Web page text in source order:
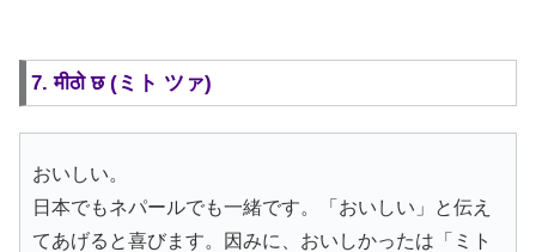
7. मीठो छ (ミト ツァ)
おいしい。
日本でもネパールでも一緒です。「おいしい」と伝え
てあげると喜びます。因みに、おいしかったは「ミト